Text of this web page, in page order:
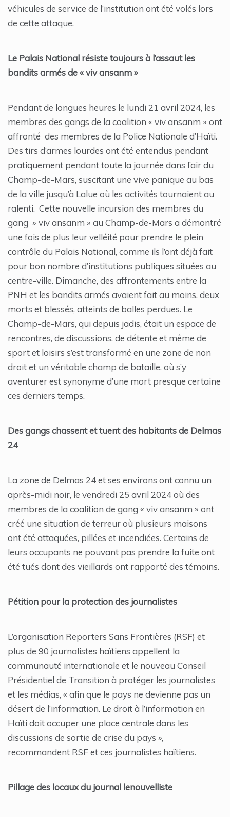
véhicules de service de l’institution ont été volés lors
de cette attaque.
Le Palais National résiste toujours à l’assaut les
bandits armés de « viv ansanm »
Pendant de longues heures le lundi 21 avril 2024, les
membres des gangs de la coalition « viv ansanm » ont
affronté des membres de la Police Nationale d’Haïti.
Des tirs d’armes lourdes ont été entendus pendant
pratiquement pendant toute la journée dans l’air du
Champ-de-Mars, suscitant une vive panique au bas
de la ville jusqu’à Lalue où les activités tournaient au
ralenti. Cette nouvelle incursion des membres du
gang » viv ansanm » au Champ-de-Mars a démontré
une fois de plus leur velléité pour prendre le plein
contrôle du Palais National, comme ils l’ont déjà fait
pour bon nombre d’institutions publiques situées au
centre-ville. Dimanche, des affrontements entre la
PNH et les bandits armés avaient fait au moins, deux
morts et blessés, atteints de balles perdues. Le
Champ-de-Mars, qui depuis jadis, était un espace de
rencontres, de discussions, de détente et même de
sport et loisirs s’est transformé en une zone de non
droit et un véritable champ de bataille, où s’y
aventurer est synonyme d’une mort presque certaine
ces derniers temps.
Des gangs chassent et tuent des habitants de Delmas
24
La zone de Delmas 24 et ses environs ont connu un
après-midi noir, le vendredi 25 avril 2024 où des
membres de la coalition de gang « viv ansanm » ont
créé une situation de terreur où plusieurs maisons
ont été attaquées, pillées et incendiées. Certains de
leurs occupants ne pouvant pas prendre la fuite ont
été tués dont des vieillards ont rapporté des témoins.
Pétition pour la protection des journalistes
L’organisation Reporters Sans Frontières (RSF) et
plus de 90 journalistes haïtiens appellent la
communauté internationale et le nouveau Conseil
Présidentiel de Transition à protéger les journalistes
et les médias, « afin que le pays ne devienne pas un
désert de l’information. Le droit à l’information en
Haïti doit occuper une place centrale dans les
discussions de sortie de crise du pays »,
recommandent RSF et ces journalistes haïtiens.
Pillage des locaux du journal lenouvelliste